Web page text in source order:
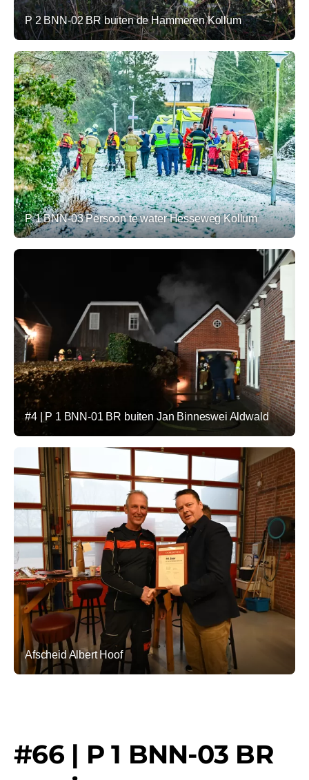
P 2 BNN-02 BR buiten de Hammeren Kollum
P 1 BNN-03 Persoon te water Hesseweg Kollum
#4 | P 1 BNN-01 BR buiten Jan Binneswei Aldwald
Afscheid Albert Hoof
#66 | P 1 BNN-03 BR